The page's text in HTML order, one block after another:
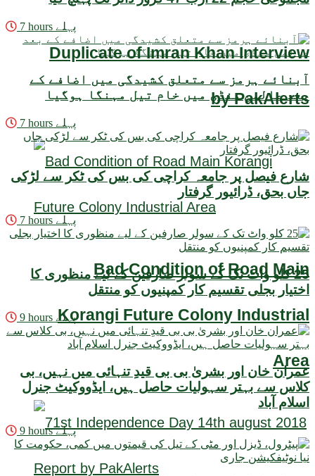
Duplicate of Imran Khan Interview
by PakAlerts
Bad Condition of Road Main
Korangi Future Colony Industrial
Area
7 hours پہلے
آبنائے ہرمز سے متعلق کشیدگی میں اضافے کے
بعد عالمی منڈی میں خام تیل مہنگا ہوگیا
7 hours پہلے
شارع فیصل پر جامعہ کراچی کی بس کی ٹکر سے لڑکی
جاں بحق، ڈرائیور گرفتار
7 hours پہلے
25 کلو واٹ تک کے سولر صارفین کے لیے منظوری کا
اختیار بجلی تقسیم کار کمپنیوں کو منتقل
9 hours پہلے
عمران خان اور بشریٰ بی بی قیدِ تنہائی میں نہیں، بی
کلاس سے بہتر سہولیات حاصل ہیں، ایڈووکیٹ جنرل
اسلام آباد
9 hours پہلے